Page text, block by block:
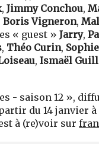
, Jimmy Conchou,
Boris Vigneron,
« guest »Jarry,
, Théo Curin,
, Ismaël
- saison 12 »,
du 14 janvier à
à (re)voir sur